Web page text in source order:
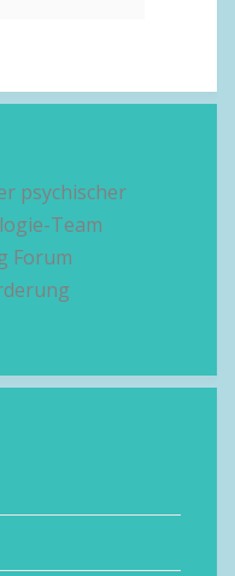
psychischer
Team
Forum